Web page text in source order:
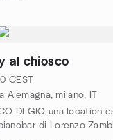
al chiosco
CEST
milano, IT
DI GIO una location
di Lorenzo